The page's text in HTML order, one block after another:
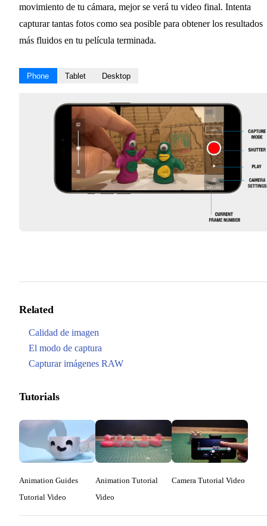
movimiento de tu cámara, mejor se verá tu video final. Intenta
capturar tantas fotos como sea posible para obtener los resultados
más fluidos en tu película terminada.
Phone Tablet Desktop
Related
Calidad de imagen
El modo de captura
Capturar imágenes RAW
Tutorials
Animation Guides
Tutorial Video
Animation Tutorial
Video
Camera Tutorial Video